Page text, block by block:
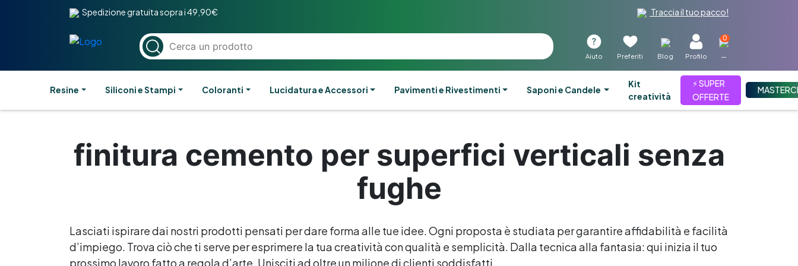
Spedizione gratuita sopra i 49,90€ Traccia il tuo pacco!
Aiuto Preferiti Blog Profilo
0
—
Resine Siliconi e Stampi Coloranti Lucidatura e Accessori Pavimenti e Rivestimenti Saponi e Candele
kit
creatività
⚡ SUPER
OFFERTE
finitura cemento per superfici verticali senza
fughe
Lasciati ispirare dai nostri prodotti pensati per dare forma alle tue idee. Ogni proposta è studiata per garantire affidabilità e facilità
d’impiego. Trova ciò che ti serve per esprimere la tua creatività con qualità e semplicità. Dalla tecnica alla fantasia: qui inizia il tuo
prossimo lavoro fatto a regola d’arte. Unisciti ad oltre un milione di clienti soddisfatti.